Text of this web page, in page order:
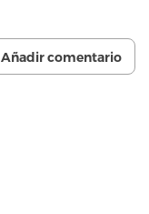
Añadir comentario